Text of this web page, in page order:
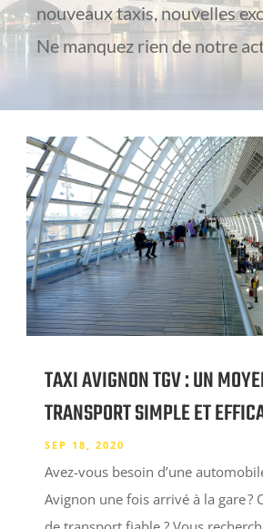
nouveaux taxis, nouvelles
Ne manquez rien de notre
TAXI AVIGNON TGV : UN
TRANSPORT SIMPLE ET
SEP 18, 2020
Avez-vous besoin d’une
Avignon une fois arrivé à la gare ?